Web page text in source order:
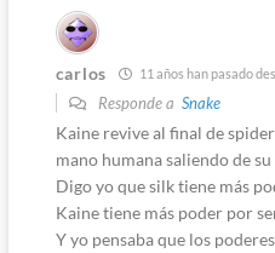
carlos 11 años han pasado
Responde a Snake
Kaine revive al final de
mano humana saliendo de
Digo yo que silk tiene más
Kaine tiene más poder por
Y yo pensaba que los